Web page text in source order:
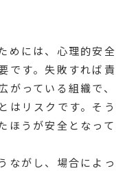
めには、心理的安全
です。失敗すれば責
っている組織で、
はリスクです。そう
ほうが安全となって
ながし、場合によっ